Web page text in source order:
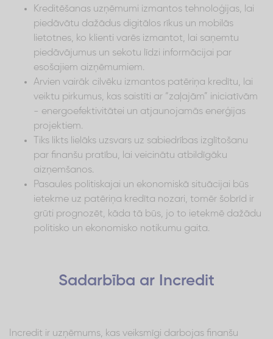
Kreditēšanas uzņēmumi izmantos tehnoloģijas, lai
piedāvātu dažādus digitālos rīkus un mobilās
lietotnes, ko klienti varēs izmantot, lai saņemtu
piedāvājumus un sekotu līdzi informācijai par
esošajiem aizņēmumiem.
Arvien vairāk cilvēku izmantos patēriņa kredītu, lai
veiktu pirkumus, kas saistīti ar “zaļajām” iniciatīvām
- energoefektivitātei un atjaunojamās enerģijas
projektiem.
Tiks likts lielāks uzsvars uz sabiedrības izglītošanu
par finanšu pratību, lai veicinātu atbildīgāku
aizņemšanos.
Pasaules politiskajai un ekonomiskā situācijai būs
ietekme uz patēriņa kredīta nozari, tomēr šobrīd ir
grūti prognozēt, kāda tā būs, jo to ietekmē dažādu
politisko un ekonomisko notikumu gaita.
Sadarbība ar Incredit
Incredit ir uzņēmums, kas veiksmīgi darbojas finanšu